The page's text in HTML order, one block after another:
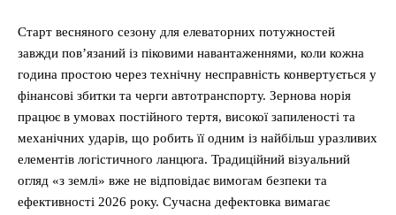
Старт весняного сезону для елеваторних потужностей
завжди пов’язаний із піковими навантаженнями, коли кожна
година простою через технічну несправність конвертується у
фінансові збитки та черги автотранспорту. Зернова норія
працює в умовах постійного тертя, високої запиленості та
механічних ударів, що робить її одним із найбільш уразливих
елементів логістичного ланцюга. Традиційний візуальний
огляд «з землі» вже не відповідає вимогам безпеки та
ефективності 2026 року. Сучасна дефектовка вимагає